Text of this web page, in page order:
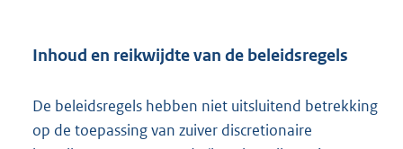
e
i
n
Inhoud en reikwijdte van de beleidsregels
De beleidsregels hebben niet uitsluitend betrekking
op de toepassing van zuiver discretionaire